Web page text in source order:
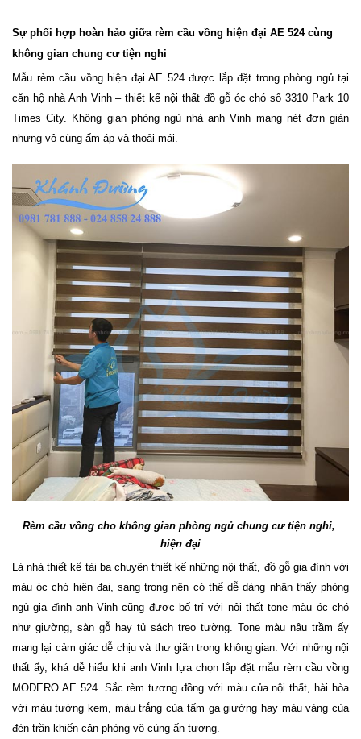
Sự phối hợp hoàn hảo giữa rèm cầu vồng hiện đại AE 524 cùng
không gian chung cư tiện nghi
Mẫu rèm cầu vồng hiện đại AE 524 được lắp đặt trong phòng ngủ tại
căn hộ nhà Anh Vinh – thiết kế nội thất đồ gỗ óc chó số 3310 Park 10
Times City. Không gian phòng ngủ nhà anh Vinh mang nét đơn giản
nhưng vô cùng ấm áp và thoải mái.
Rèm cầu vồng cho không gian phòng ngủ chung cư tiện nghi,
hiện đại
Là nhà thiết kế tài ba chuyên thiết kế những nội thất, đồ gỗ gia đình với
màu óc chó hiện đại, sang trọng nên có thể dễ dàng nhận thấy phòng
ngủ gia đình anh Vinh cũng được bố trí với nội thất tone màu óc chó
như giường, sàn gỗ hay tủ sách treo tường. Tone màu nâu trầm ấy
mang lại cảm giác dễ chịu và thư giãn trong không gian. Với những nội
thất ấy, khá dễ hiểu khi anh Vinh lựa chọn lắp đặt mẫu rèm cầu vồng
MODERO AE 524. Sắc rèm tương đồng với màu của nội thất, hài hòa
với màu tường kem, màu trắng của tấm ga giường hay màu vàng của
đèn trần khiến căn phòng vô cùng ấn tượng.